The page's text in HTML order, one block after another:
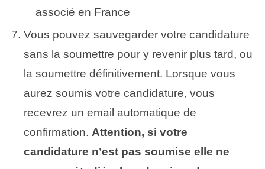
associé en France
Vous pouvez sauvegarder votre candidature
sans la soumettre pour y revenir plus tard, ou
la soumettre définitivement. Lorsque vous
aurez soumis votre candidature, vous
recevrez un email automatique de
confirmation. Attention, si votre
candidature n’est pas soumise elle ne